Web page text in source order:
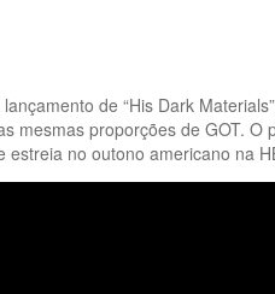
de “His Dark
mesmas proporções de GOT.
no outono americano na